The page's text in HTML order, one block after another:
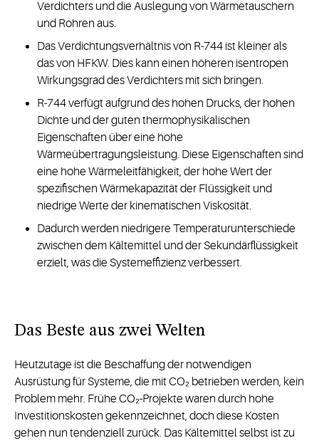
Verdichters und die Auslegung von Wärmetauschern
und Rohren aus.
Das Verdichtungsverhältnis von R-744 ist kleiner als
das von HFKW. Dies kann einen höheren isentropen
Wirkungsgrad des Verdichters mit sich bringen.
R-744 verfügt aufgrund des hohen Drucks, der hohen
Dichte und der guten thermophysikalischen
Eigenschaften über eine hohe
Wärmeübertragungsleistung. Diese Eigenschaften sind
eine hohe Wärmeleitfähigkeit, der hohe Wert der
spezifischen Wärmekapazität der Flüssigkeit und
niedrige Werte der kinematischen Viskosität.
Dadurch werden niedrigere Temperaturunterschiede
zwischen dem Kältemittel und der Sekundärflüssigkeit
erzielt, was die Systemeffizienz verbessert.
Das Beste aus zwei Welten
Heutzutage ist die Beschaffung der notwendigen
Ausrüstung für Systeme, die mit CO₂ betrieben werden, kein
Problem mehr. Frühe CO₂-Projekte waren durch hohe
Investitionskosten gekennzeichnet, doch diese Kosten
gehen nun tendenziell zurück. Das Kältemittel selbst ist zu